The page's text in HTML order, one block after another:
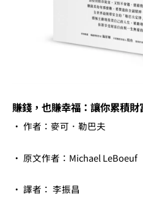
賺錢，也賺幸福：讓你累積
• 作者：麥可．勒巴夫
• 原文作者：Michael LeBoeuf
• 譯者： 李振昌
法
書
量